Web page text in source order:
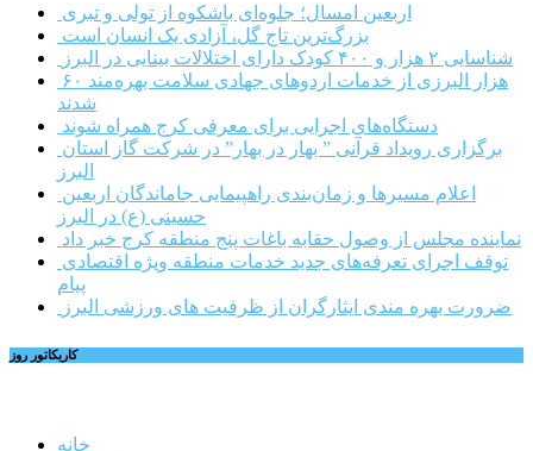
اربعین امسال؛ جلوه‌ای باشکوه از تولی و تبری
بزرگ‌ترین تاج گل، آزادی یک انسان است
شناسایی ۲ هزار و ۴۰۰ کودک دارای اختلالات بینایی در البرز
۶۰ هزار البرزی از خدمات اردوهای جهادی سلامت بهره‌مند
شدند
دستگاه‌های اجرایی برای معرفی کرج همراه شوند
البرز
حسینی (ع) در البرز
نماینده مجلس از وصول حقابه باغات پنج منطقه کرج خبر داد
پیام
ضرورت بهره مندی ایثارگران از ظرفیت های ورزشی البرز
کاریکاتور روز
خانه